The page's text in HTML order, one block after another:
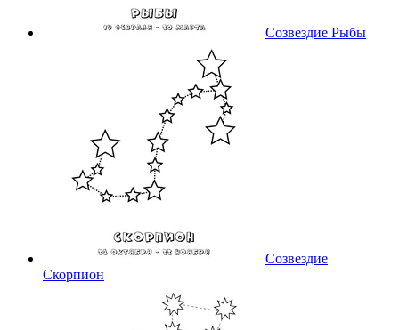
Созвездие Рыбы
Созвездие
Скорпион